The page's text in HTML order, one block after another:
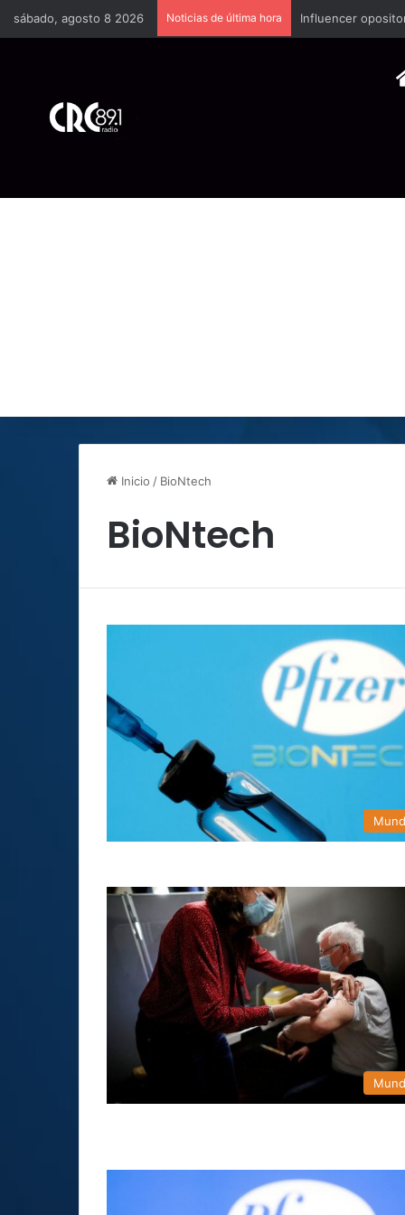
sábado, agosto 8 2026 Noticias de última hora Industria plástica
Inicio / BioNtech
BioNtech